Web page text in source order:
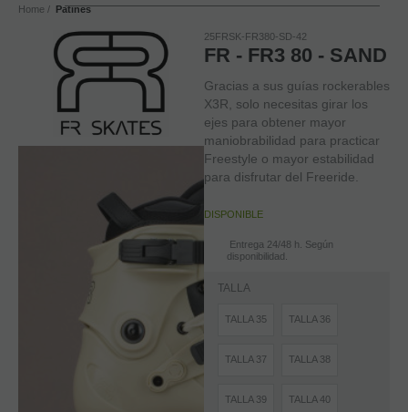
Home Patines
25FRSK-FR380-SD-42
FR - FR3 80 - SAND
Gracias a sus guías rockerables
X3R, solo necesitas girar los
ejes para obtener mayor
maniobrabilidad para practicar
Freestyle o mayor estabilidad
para disfrutar del Freeride.
DISPONIBLE
Entrega 24/48 h. Según
disponibilidad.
TALLA
TALLA 35 TALLA 36
TALLA 37 TALLA 38
TALLA 39 TALLA 40